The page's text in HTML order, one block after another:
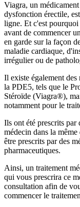
Viagra, un
dysfonction érectile,
ligne. Et c'est
avant de commencer
en garde sur la façon
maladie cardiaque,
irrégulier ou de
Il existe également
la PDE5, tels que le
Stéroïde (Viagra®),
notamment pour le
Ils ont été prescrits par
médecin dans la
être prescrits par des
pharmaceutiques.
Ainsi, un traitement
qui vous prescrira ce
consultation afin de
commencer le